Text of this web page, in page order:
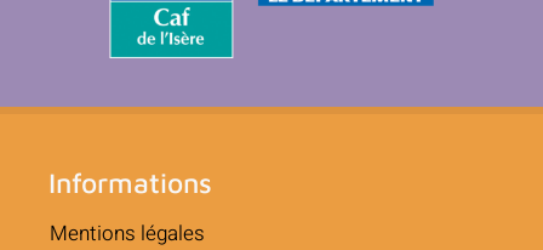
Informations
Mentions légales